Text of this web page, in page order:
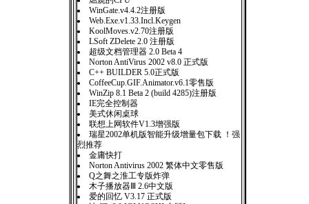
WinGate.v4.4.2注册版
Web.Exe.v1.33.Incl.Keygen
KoolMoves.v2.70注册版
LSoft ZDelete 2.0 注册版
超级文档管理器 2.0 Beta 4
Norton AntiVirus 2002 v8.0 正式版
C++ BUILDER 5.0正式版
CoffeeCup.GIF.Animator.v6.1零售版
WinZip 8.1 Beta 2 (build 4285)注册版
IE完全控制器
美式休闲桌球
联想上网软件V1.3增强版
瑞星2002单机版智能升级增量包下载 ！强
烈推荐
金庸快打
Norton Antivirus 2002 繁体中文零售版
Q之舞之淮工专版炸弹
木子播放器Ⅲ 2.6中文版
爱的回忆 V3.17 正式版